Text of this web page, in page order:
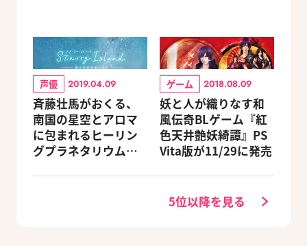
声優 2019.04.09
斉藤壮馬がおくる、
南国の星空とアロマ
に包まれるヒーリン
グプラネタリウム作
ゲーム 2018.08.09
妖と人が織りなす和
風伝奇BLゲーム『紅
色天井艶妖綺譚』PS
Vita版が11/29に発売
5位以降を見る